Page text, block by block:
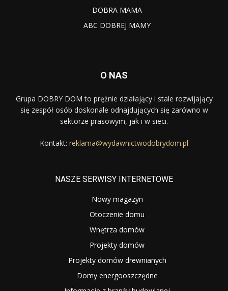
DOBRA MAMA
ABC DOBREJ MAMY
O NAS
Grupa DOBRY DOM to prężnie działający i stale rozwijający
się zespół osób doskonale odnajdujących się zarówno w
sektorze prasowym, jak i w sieci.
Kontakt: reklama@wydawnictwodobrydom.pl
NASZE SERWISY INTERNETOWE
Nowy magazyn
Otoczenie domu
Wnętrza domów
Projekty domów
Projekty domów drewnianych
Domy energooszczędne